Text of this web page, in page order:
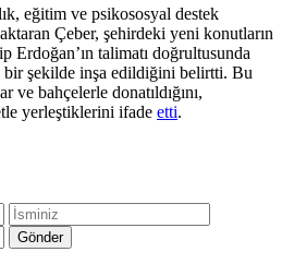
eğitim ve psikososyal destek
Çeber, şehirdeki yeni konutların
Erdoğan’ın talimatı doğrultusunda
bir şekilde inşa edildiğini belirtti. Bu
ve bahçelerle donatıldığını,
yerleştiklerini ifade etti.